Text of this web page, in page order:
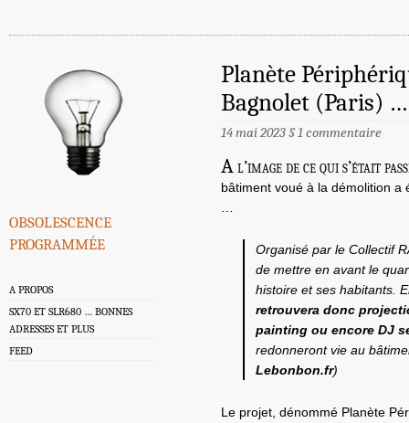
obsolescence
programmée
A PROPOS
SX70 ET SLR680 … BONNES
ADRESSES ET PLUS
FEED
Planète
Bagnolet (Paris) …
14 mai 2023§1 commentaire
Al’image de ce qui s’était
bâtiment voué à la démolition
Organisé par le Collectif
de mettre en avant le
histoire et ses habitants.
retrouvera donc
painting ou encore DJ
redonneront vie au
Lebonbon.fr)
Le projet, dénommé Planète